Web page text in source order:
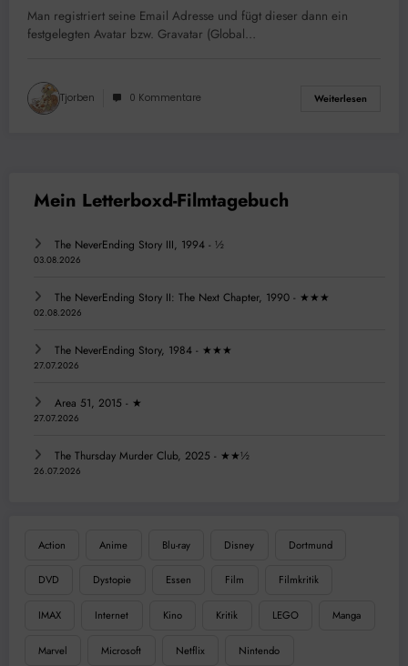
Man registriert seine Email Adresse und fügt dieser dann ein
festgelegten Avatar bzw. Gravatar (Global…
Tjorben 0 Kommentare Weiterlesen
The NeverEnding Story III, 1994 - ½
03.08.2026
The NeverEnding Story II: The Next Chapter, 1990 - ★★★
02.08.2026
The NeverEnding Story, 1984 - ★★★
27.07.2026
Area 51, 2015 - ★
27.07.2026
The Thursday Murder Club, 2025 - ★★½
26.07.2026
Action Anime Blu-ray Disney Dortmund
DVD Dystopie Essen Film Filmkritik
IMAX Internet Kino Kritik LEGO Manga
Marvel Microsoft Netflix Nintendo